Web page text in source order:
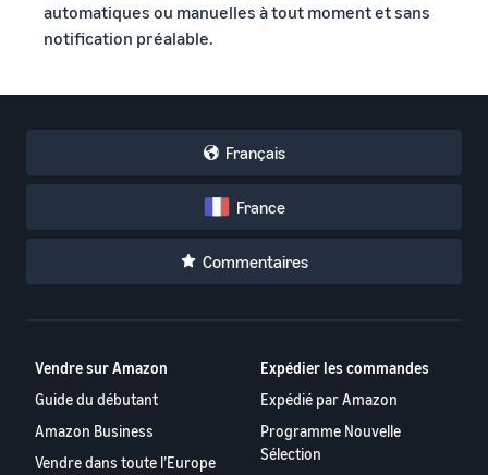
automatiques ou manuelles à tout moment et sans
notification préalable.
Français
France
Commentaires
Vendre sur Amazon
Guide du débutant
Amazon Business
Vendre dans toute l’Europe
Expédier les commandes
Expédié par Amazon
Programme Nouvelle
Sélection